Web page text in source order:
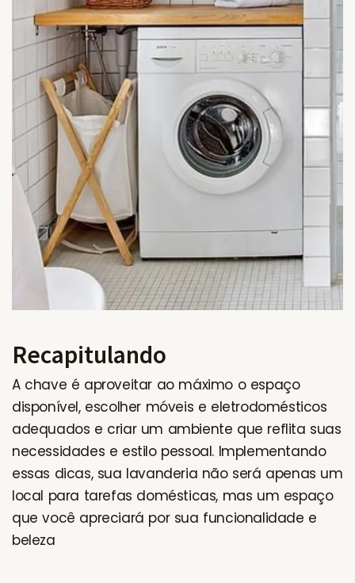
Recapitulando
A chave é aproveitar ao máximo o espaço
disponível, escolher móveis e eletrodomésticos
adequados e criar um ambiente que reflita suas
necessidades e estilo pessoal. Implementando
essas dicas, sua lavanderia não será apenas um
local para tarefas domésticas, mas um espaço
que você apreciará por sua funcionalidade e
beleza